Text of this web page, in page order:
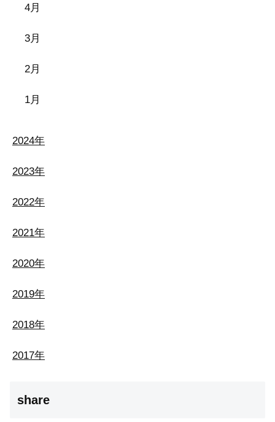
4月
3月
2月
1月
2024年
2023年
2022年
2021年
2020年
2019年
2018年
2017年
share